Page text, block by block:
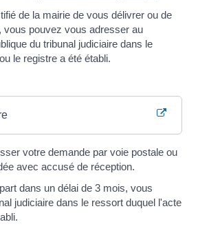
de la mairie de vous délivrer ou de
vous pouvez vous adresser au
du tribunal judiciaire dans le
le registre a été établi.
votre demande par voie postale ou
avec accusé de réception.
dans un délai de 3 mois, vous
judiciaire dans le ressort duquel l'acte